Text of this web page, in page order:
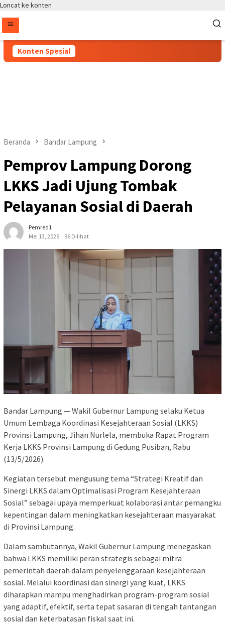
Loncat ke konten
Konten Spesial
Beranda Bandar Lampung
Pemprov Lampung Dorong
LKKS Jadi Ujung Tombak
Pelayanan Sosial di Daerah
Pemred1
Mei 13, 2026
96 Dilihat
Bandar Lampung — Wakil Gubernur Lampung selaku Ketua
Umum Lembaga Koordinasi Kesejahteraan Sosial (LKKS)
Provinsi Lampung, Jihan Nurlela, membuka Rapat Program
Kerja LKKS Provinsi Lampung di Gedung Pusiban, Rabu
(13/5/2026).
Kegiatan tersebut mengusung tema “Strategi Kreatif dan
Sinergi LKKS dalam Optimalisasi Program Kesejahteraan
Sosial” sebagai upaya memperkuat kolaborasi antar pemangku
kepentingan dalam meningkatkan kesejahteraan masyarakat
di Provinsi Lampung.
Dalam sambutannya, Wakil Gubernur Lampung menegaskan
bahwa LKKS memiliki peran strategis sebagai mitra
pemerintah daerah dalam penyelenggaraan kesejahteraan
sosial. Melalui koordinasi dan sinergi yang kuat, LKKS
diharapkan mampu menghadirkan program-program sosial
yang adaptif, efektif, serta tepat sasaran di tengah tantangan
sosial dan keterbatasan fiskal saat ini.